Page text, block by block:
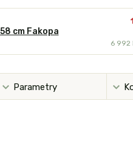
cm Fakopa
6 992
Parametry